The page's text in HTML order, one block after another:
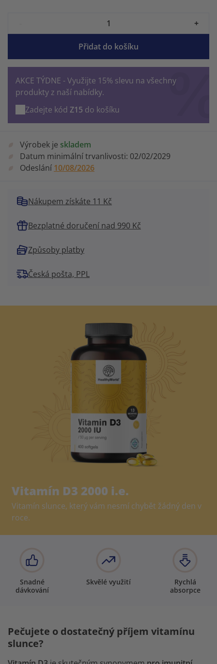
+
Přidat do košíku
AKCE TÝDNE - Využijte 15% slevu na všechny
produkty z naší nabídky.
Zadejte kód Z15 do košíku
Výrobek je skladem
Datum minimální trvanlivosti: 02/02/2029
Odeslání 10/08/2026
Nákupem získáte 11 Kč
Bezplatné doručení nad 990 Kč
Způsoby platby
Česká pošta, PPL
Vitamín D3 2000 i.e.
Vitamín slunce, který vám nesmí chybět žádný den v
roce.
Snadné
dávkování
Skvělé využití
Rychlá
absorpce
Pečujete o dostatečný příjem vitamínu
slunce?